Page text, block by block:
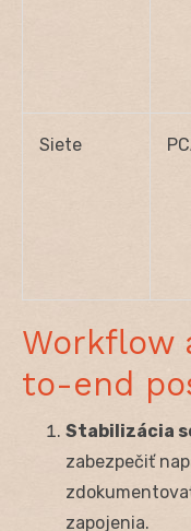
Siete
Workflow
to-end
Stabilizácia
zabezpečiť
zapojenia.